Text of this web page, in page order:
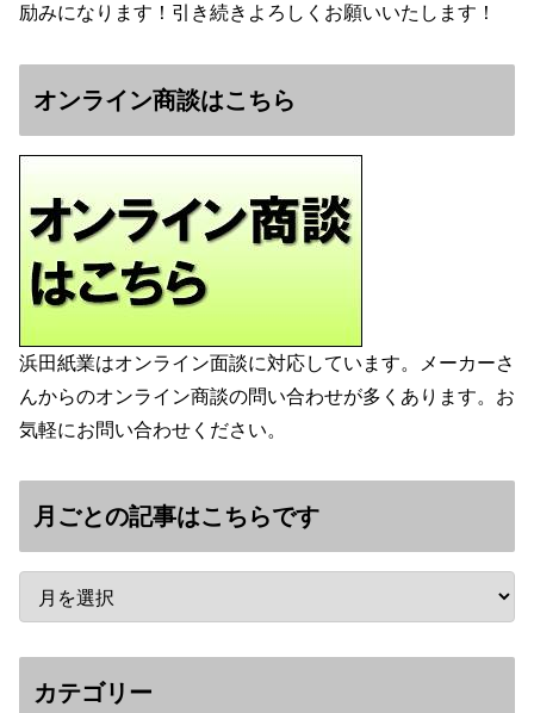
励みになります！引き続きよろしくお願いいたします！
オンライン商談はこちら
浜田紙業はオンライン面談に対応しています。メーカーさ
んからのオンライン商談の問い合わせが多くあります。お
気軽にお問い合わせください。
月ごとの記事はこちらです
カテゴリー